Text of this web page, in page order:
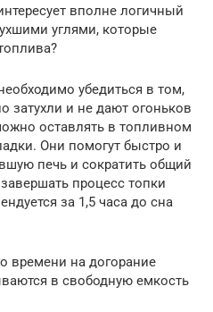
вполне логичный
углями, которые
убедиться в том,
затухли и не дают огоньков
оставлять в топливном
Они помогут быстро и
печь и сократить общий
процесс топки
за 1,5 часа до сна
времени на догорание
в свободную емкость